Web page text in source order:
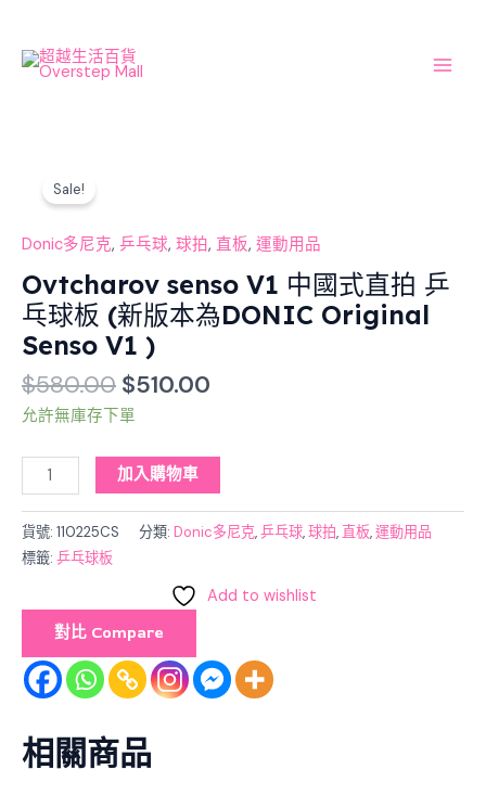
content
Sale!
Donic多尼克, 乒乓球, 球拍, 直板, 運動用品
Ovtcharov senso V1 中國式直拍 乒
乓球板 (新版本為DONIC Original
Senso V1 )
$580.00
$580.00.
$510.00
$510.00.
允許無庫存下單
senso
中
式
直
拍
乒
乓
球
板
本
為
Original
Senso
V1
)
量
加入購物車
貨號: 110225CS 分類: Donic多尼克,乒乓球,球拍, 直板,運動用品
標籤: 乒乓球板
Add to wishlist
對比 Compare
相關商品